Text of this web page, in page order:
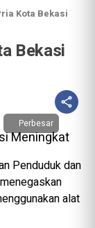
Kota Bekasi
Bekasi
Perbesar
Penduduk dan
alat